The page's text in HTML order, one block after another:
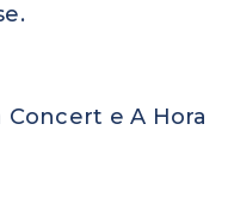
e A Hora